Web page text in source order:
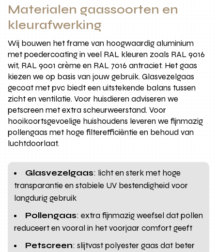
Materialen gaassoorten en
kleurafwerking
Wij bouwen het frame van hoogwaardig aluminium
met poedercoating in veel RAL kleuren zoals RAL 9016
wit, RAL 9001 crème en RAL 7016 antraciet. Het gaas
kiezen we op basis van jouw gebruik. Glasvezelgaas
gecoat met pvc biedt een uitstekende balans tussen
zicht en ventilatie. Voor huisdieren adviseren we
petscreen met extra scheurweerstand. Voor
hooikoortsgevoelige huishoudens leveren we fijnmazig
pollengaas met hoge filterefficiëntie en behoud van
luchtdoorlaat.
Glasvezelgaas: licht en sterk met hoge
transparantie en stabiele UV bestendigheid voor
langdurig gebruik
Pollengaas: extra fijnmazig weefsel dat pollen
reduceert en vooral in het voorjaar comfort geeft
Petscreen: slijtvast polyester gaas dat beter